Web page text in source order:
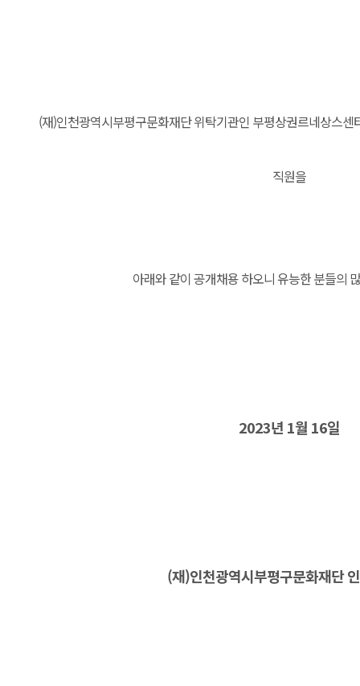
(재)인천광역시부평구문화재단 위탁기관인 부평상권르네상스
직원을
아래와 같이 공개채용 하오니 유능한 분들의
2023년 1월 16일
(재)인천광역시부평구문화재단